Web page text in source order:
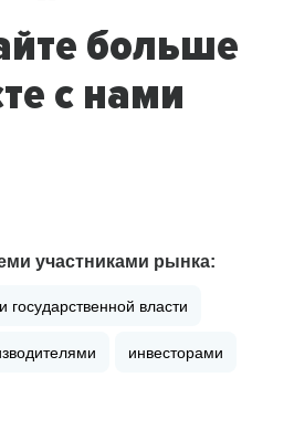
больше
с нами
участниками рынка:
государственной власти
инвесторами